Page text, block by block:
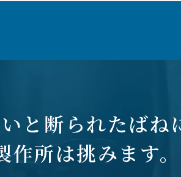
と断られたばね
作所は挑みます。